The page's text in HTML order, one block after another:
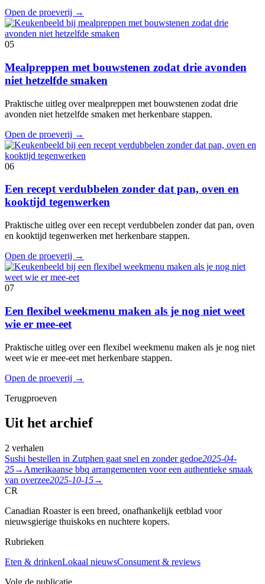
Open de proeverij →
05
Mealpreppen met bouwstenen zodat drie avonden
niet hetzelfde smaken
Praktische uitleg over mealpreppen met bouwstenen zodat drie
avonden niet hetzelfde smaken met herkenbare stappen.
Open de proeverij →
06
Een recept verdubbelen zonder dat pan, oven en
kooktijd tegenwerken
Praktische uitleg over een recept verdubbelen zonder dat pan, oven
en kooktijd tegenwerken met herkenbare stappen.
Open de proeverij →
07
Een flexibel weekmenu maken als je nog niet weet
wie er mee-eet
Praktische uitleg over een flexibel weekmenu maken als je nog niet
weet wie er mee-eet met herkenbare stappen.
Open de proeverij →
Terugproeven
Uit het archief
2 verhalen
Sushi bestellen in Zutphen gaat snel en zonder gedoe2025-04-
25→ Amerikaanse bbq arrangementen voor een authentieke smaak
van overzee2025-10-15→
CR
Canadian Roaster is een breed, onafhankelijk eetblad voor
nieuwsgierige thuiskoks en nuchtere kopers.
Rubrieken
Eten & drinkenLokaal nieuwsConsument & reviews